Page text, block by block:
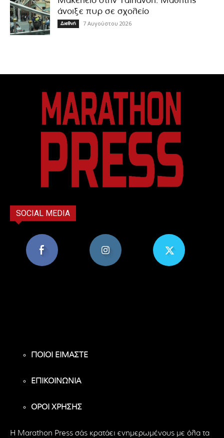
άνοιξε πυρ σε σχολείο
Διεθνή 7 Αυγούστου 2026
SOCIAL MEDIA
ΠΟΙΟΙ ΕΙΜΑΣΤΕ
ΕΠΙΚΟΙΝΩΝΙΑ
ΟΡΟΙ ΧΡΗΣΗΣ
H Marathon Press σάς κρατάει ενημερωμένους με όλα τα